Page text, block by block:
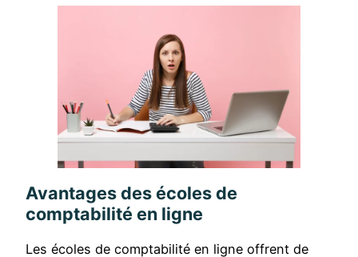
Avantages des écoles de
comptabilité en ligne
Les écoles de comptabilité en ligne offrent de